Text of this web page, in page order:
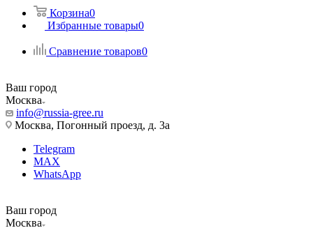
Корзина0
Избранные товары0
Сравнение товаров0
Ваш город
Москва
info@russia-gree.ru
Москва, Погонный проезд, д. 3а
Telegram
MAX
WhatsApp
Ваш город
Москва